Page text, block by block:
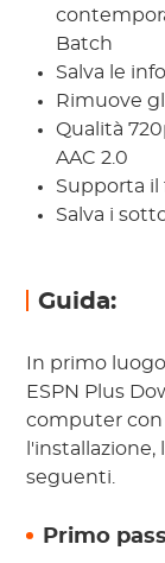
Batch
Salva le
Rimuove
Qualità
AAC 2.0
Supporta il
Salva i
Guida:
In primo
ESPN Plus
computer con
seguenti.
Primo